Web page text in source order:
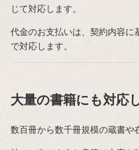
じて対応します。
代金のお支払いは、契約内容に
で対応します。
大量の書籍にも対応
数百冊から数千冊規模の蔵書や